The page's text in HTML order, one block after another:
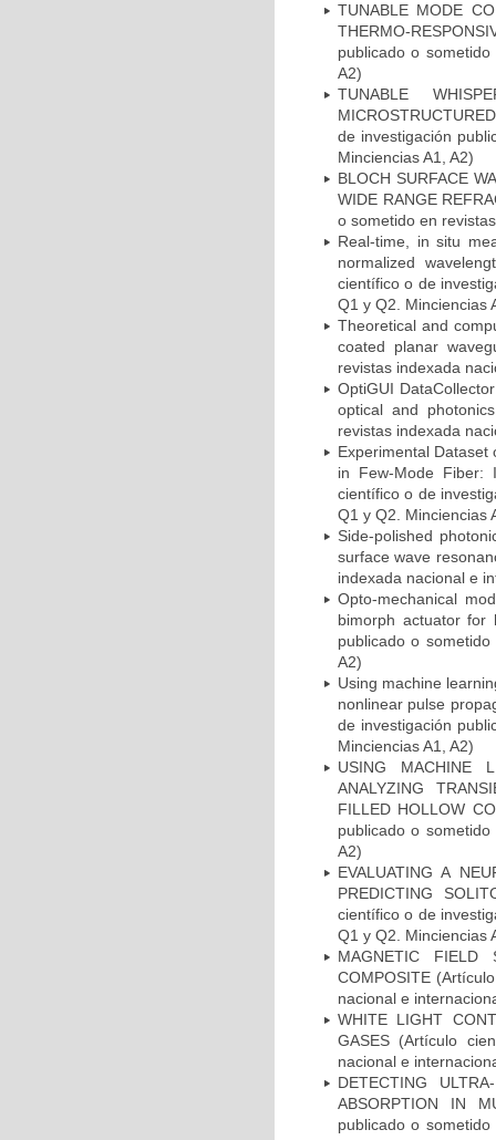
TUNABLE MODE
THERMO-
publicado o
A2)
TUNABLE
de investigación
Minciencias A1, A2)
BLOCH SURFACE
WIDE RANGE
o sometido en
Real-time, in situ
normalized
científico o de
Q1 y Q2. Minciencias
Theoretical and
coated planar
revistas indexada
OptiGUI
optical and
revistas indexada
Experimental
in Few-Mode Fiber:
científico o de
Q1 y Q2. Minciencias
Side-polished
surface wave
indexada nacional e
Opto-mechanical
bimorph actuator for
publicado o
A2)
Using machine
nonlinear pulse
de investigación
Minciencias A1, A2)
USING MACHINE
ANALYZING
FILLED HOLLOW
publicado o
A2)
EVALUATING A
PREDICTING
científico o de
Q1 y Q2. Minciencias
MAGNETIC FIELD
COMPOSITE
nacional e
WHITE LIGHT
GASES (Artículo
nacional e
DETECTING
ABSORPTION IN
publicado o